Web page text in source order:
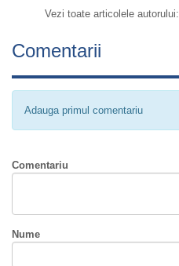
Vezi toate articolele autorului:
Comentarii
Adauga primul comentariu
Comentariu
Nume